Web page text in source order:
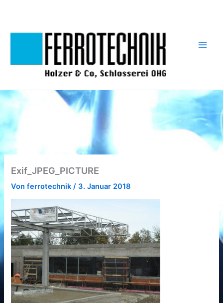
Exif_JPEG_PICTURE
Vonferrotechnik / 3. Januar 2018